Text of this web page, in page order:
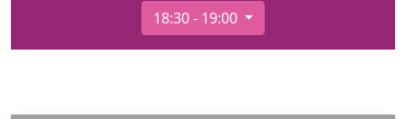
18:30 - 19:00